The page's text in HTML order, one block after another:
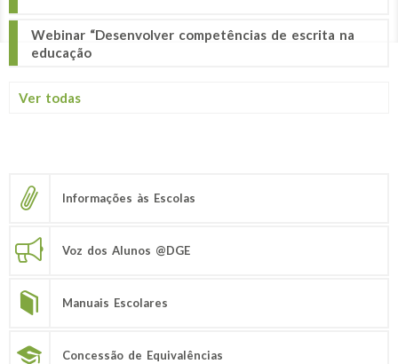
Webinar “Desenvolver competências de escrita na
educação
Ver todas
Informações às Escolas
Voz dos Alunos @DGE
Manuais Escolares
Concessão de Equivalências